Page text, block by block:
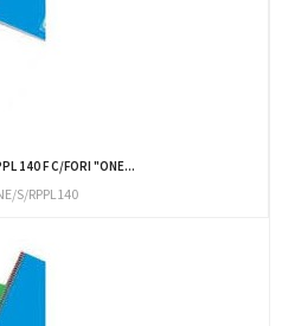
140 F C/FORI "ONE...
S/RPPL140